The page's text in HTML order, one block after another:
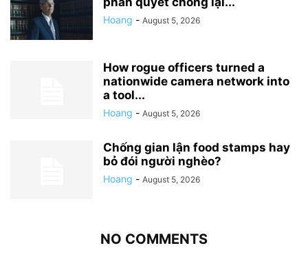
Hoang - August 5, 2026
How rogue officers turned a
nationwide camera network into
a tool...
Hoang - August 5, 2026
Chống gian lận food stamps hay
bỏ đói người nghèo?
Hoang - August 5, 2026
NO COMMENTS